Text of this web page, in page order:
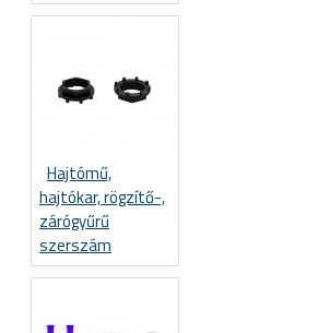
Hajtómű,
hajtókar, rögzítő-,
zárógyűrű
szerszám